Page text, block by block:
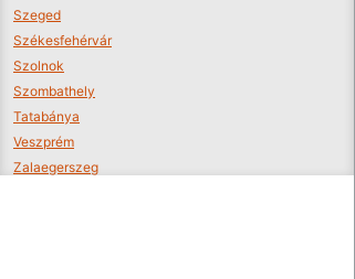
Szeged
Székesfehérvár
Szolnok
Szombathely
Tatabánya
Veszprém
Zalaegerszeg